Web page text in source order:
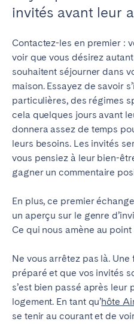
invités avant leur
Contactez-les en premier :
voir que vous désirez
souhaitent séjourner dans
maison. Essayez de savoir
particulières, des régimes
cela quelques jours avant
donnera assez de temps
leurs besoins. Les invités
vous pensiez à leur bien-
gagner un commentaire
En plus, ce premier
un aperçu sur le genre
Ce qui nous amène au point
Ne vous arrêtez pas là. Une
préparé et que vos invités
s’est bien passé après leur
logement. En tant qu’hôte
se tenir au courant et de